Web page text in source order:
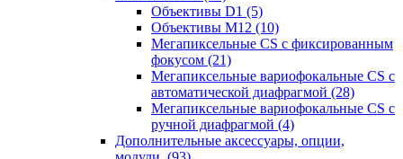
Объективы D1 (5)
Объективы M12 (10)
Мегапиксельные CS c фиксированным
фокусом (21)
Мегапиксельные вариофокальные CS c
автоматической диафрагмой (28)
Мегапиксельные вариофокальные CS c
ручной диафрагмой (4)
Дополнительные аксессуары, опции,